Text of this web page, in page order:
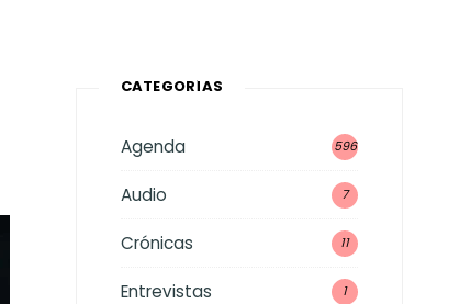
CATEGORÍAS
Agenda 596
Audio 7
Crónicas 11
Entrevistas 1